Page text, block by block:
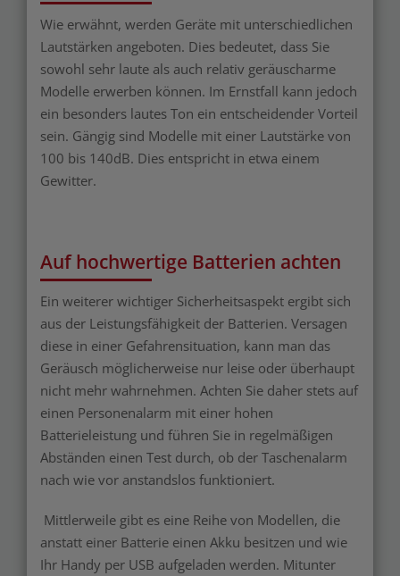
Wie erwähnt, werden Geräte mit unterschiedlichen
Lautstärken angeboten. Dies bedeutet, dass Sie
sowohl sehr laute als auch relativ geräuscharme
Modelle erwerben können. Im Ernstfall kann jedoch
ein besonders lautes Ton ein entscheidender Vorteil
sein. Gängig sind Modelle mit einer Lautstärke von
100 bis 140dB. Dies entspricht in etwa einem
Gewitter.
Auf hochwertige Batterien achten
Ein weiterer wichtiger Sicherheitsaspekt ergibt sich
aus der Leistungsfähigkeit der Batterien. Versagen
diese in einer Gefahrensituation, kann man das
Geräusch möglicherweise nur leise oder überhaupt
nicht mehr wahrnehmen. Achten Sie daher stets auf
einen Personenalarm mit einer hohen
Batterieleistung und führen Sie in regelmäßigen
Abständen einen Test durch, ob der Taschenalarm
nach wie vor anstandslos funktioniert.
Mittlerweile gibt es eine Reihe von Modellen, die
anstatt einer Batterie einen Akku besitzen und wie
Ihr Handy per USB aufgeladen werden. Mitunter